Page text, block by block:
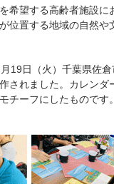
希望する高齢者施設
位置する地域の自然
19日（火）千葉県佐
作されました。カレン
チーフにしたものです。